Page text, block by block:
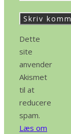
Dette
site
anvender
Akismet
til at
reducere
spam.
Læs om